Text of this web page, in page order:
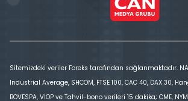
Sitemizdeki veriler Foreks tarafından sağlanmaktadır.
Industrial Average, SHCOM, FTSE 100, CAC 40, DAX 30,
BOVESPA, VİOP ve Tahvil-bono verileri 15 dakika; CME,